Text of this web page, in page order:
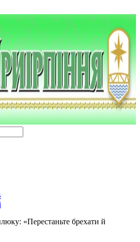
«Перестаньте брехати й